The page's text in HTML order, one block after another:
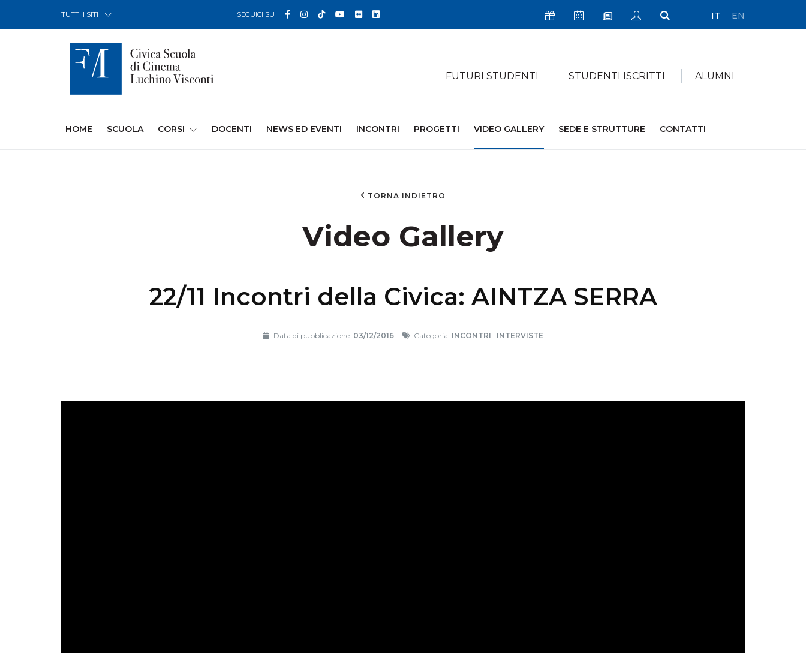
TUTTI I SITI SEGUICI SU Facebook
Instagram
TikTokYouTube
FlickrLinkedin Icona SostieniciIcona Calendario Eventi
Icona Newsletter
Icona My Civica
Icona Cerca
IT EN
FUTURI STUDENTI STUDENTI ISCRITTI ALUMNI
HOME (CURRENT)
SCUOLA CORSI DOCENTI NEWS ED EVENTI INCONTRI PROGETTI VIDEO GALLERY SEDE E STRUTTURE CONTATTI
TORNA INDIETRO
Video Gallery
22/11 Incontri della Civica: AINTZA SERRA
Data di pubblicazione: 03/12/2016 Categoria: INCONTRI · INTERVISTE